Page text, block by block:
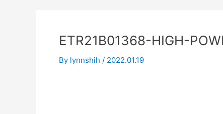
ETR21B01368-HIGH-
By lynnshih / 2022.01.19